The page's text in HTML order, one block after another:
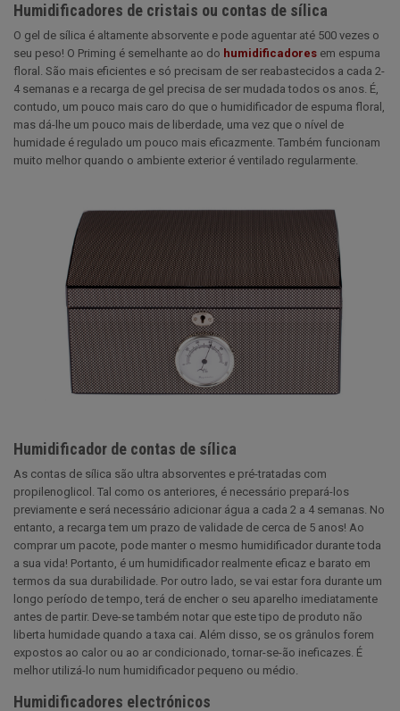
Humidificadores de cristais ou contas de sílica
O gel de sílica é altamente absorvente e pode aguentar até 500 vezes o
seu peso! O Priming é semelhante ao do humidificadores em espuma
floral. São mais eficientes e só precisam de ser reabastecidos a cada 2-
4 semanas e a recarga de gel precisa de ser mudada todos os anos. É,
contudo, um pouco mais caro do que o humidificador de espuma floral,
mas dá-lhe um pouco mais de liberdade, uma vez que o nível de
humidade é regulado um pouco mais eficazmente. Também funcionam
muito melhor quando o ambiente exterior é ventilado regularmente.
Humidificador de contas de sílica
As contas de sílica são ultra absorventes e pré-tratadas com
propilenoglicol. Tal como os anteriores, é necessário prepará-los
previamente e será necessário adicionar água a cada 2 a 4 semanas. No
entanto, a recarga tem um prazo de validade de cerca de 5 anos! Ao
comprar um pacote, pode manter o mesmo humidificador durante toda
a sua vida! Portanto, é um humidificador realmente eficaz e barato em
termos da sua durabilidade. Por outro lado, se vai estar fora durante um
longo período de tempo, terá de encher o seu aparelho imediatamente
antes de partir. Deve-se também notar que este tipo de produto não
liberta humidade quando a taxa cai. Além disso, se os grânulos forem
expostos ao calor ou ao ar condicionado, tornar-se-ão ineficazes. É
melhor utilizá-lo num humidificador pequeno ou médio.
Humidificadores electrónicos